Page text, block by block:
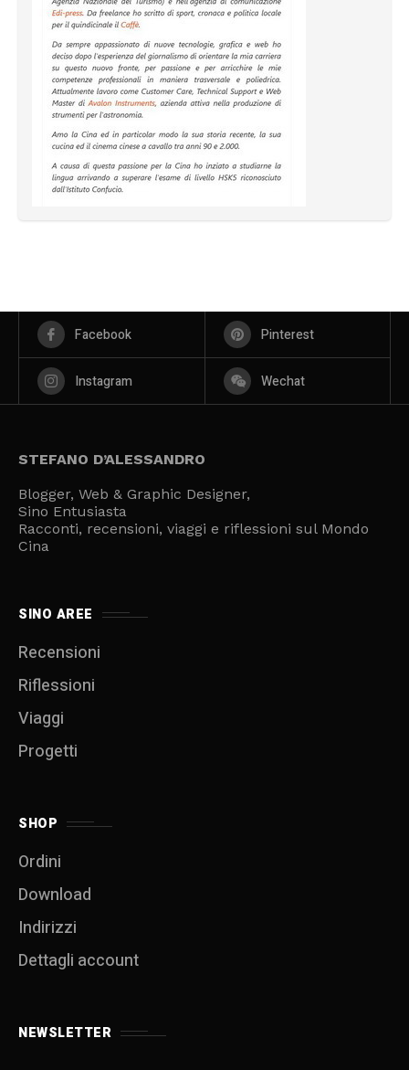
Facebook Pinterest
Instagram Wechat
STEFANO D’ALESSANDRO
Blogger, Web & Graphic Designer,
Sino Entusiasta
Racconti, recensioni, viaggi e riflessioni sul Mondo
Cina
SINO AREE
Recensioni
Riflessioni
Viaggi
Progetti
SHOP
Ordini
Download
Indirizzi
Dettagli account
NEWSLETTER